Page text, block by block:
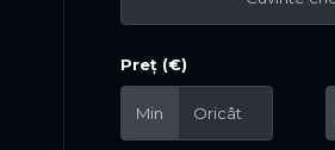
Preț (€)
Min